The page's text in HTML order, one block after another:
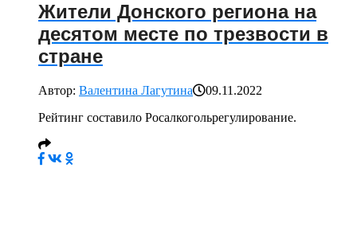
Жители Донского региона на
десятом месте по трезвости в
стране
Автор: Валентина Лагутина
09.11.2022
Рейтинг составило Росалкогольрегулирование.